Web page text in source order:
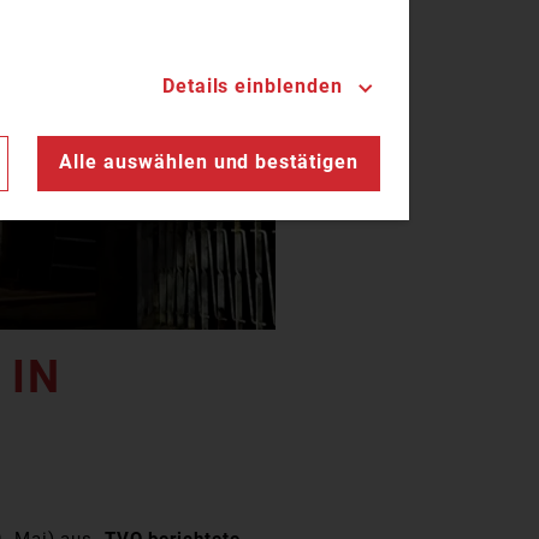
IN
Details einblenden
Alle auswählen und bestätigen